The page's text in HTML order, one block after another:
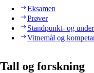
Eksamen
Prøver
Standpunkt- og
Vitnemål og
Tall og forskning